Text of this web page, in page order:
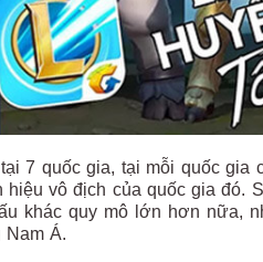
7 quốc gia, tại mỗi quốc gia
vô địch của quốc gia đó.
khác quy mô lớn hơn nữa,
Nam Á.